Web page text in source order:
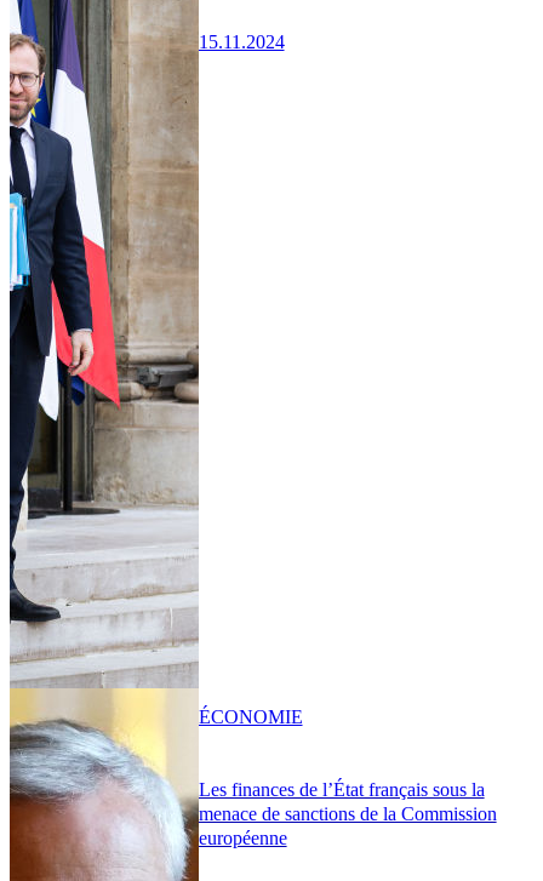
15.11.2024
Les finances de l’État français sous la
menace de sanctions de la Commission
européenne
ÉCONOMIE